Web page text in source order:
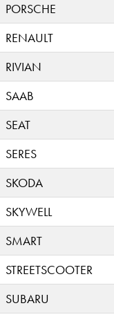
PORSCHE
RENAULT
RIVIAN
SAAB
SEAT
SERES
SKODA
SKYWELL
SMART
STREETSCOOTER
SUBARU